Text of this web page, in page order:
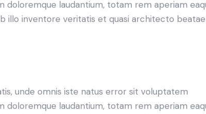
doloremque laudantium, totam rem aperiam
illo inventore veritatis et quasi architecto
unde omnis iste natus error sit voluptatem
doloremque laudantium, totam rem aperiam